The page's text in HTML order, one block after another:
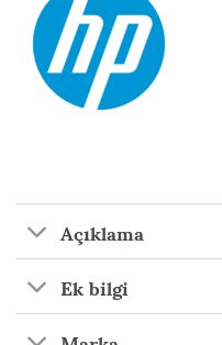
Açıklama
Ek bilgi